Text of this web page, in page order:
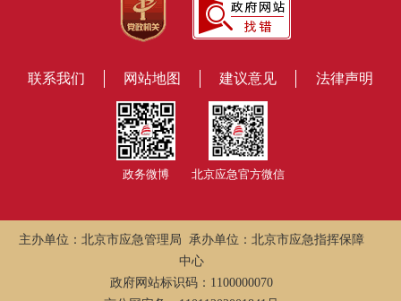
联系我们 网站地图 建议意见 法律声明
政务微博 北京应急官方微信
主办单位：北京市应急管理局 承办单位：北京市应急指挥保障
中心
政府网站标识码：1100000070